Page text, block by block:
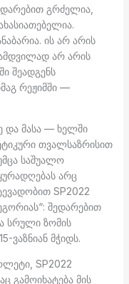
გრძელია,
ის არ არის
არ არის
შეადგენს
რეჟიმში —
და მასა — ხელში
თვალსაზრისით
საშუალო
არც
SP2022
შედარებით
სრული ზომის
ვაზნიან მჭიდს.
SP2022
გამოიხატება მის